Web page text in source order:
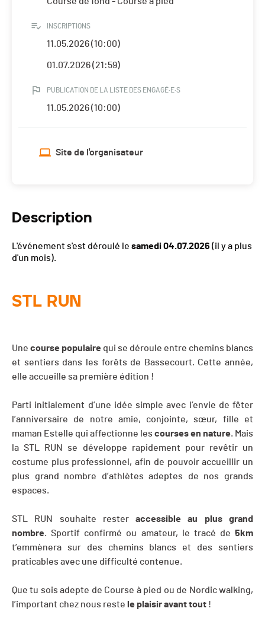
INSCRIPTIONS
11.05.2026 (10:00)
01.07.2026 (21:59)
PUBLICATION DE LA LISTE DES ENGAGÉ·E·S
11.05.2026 (10:00)
Site de l'organisateur
Description
L'événement s'est déroulé le samedi 04.07.2026 (il y a plus
d'un mois).
STL RUN
Une course populaire qui se déroule entre chemins blancs
et sentiers dans les forêts de Bassecourt. Cette année,
elle accueille sa première édition !
Parti initialement d’une idée simple avec l’envie de fêter
l’anniversaire de notre amie, conjointe, sœur, fille et
maman Estelle qui affectionne les courses en nature. Mais
la STL RUN se développe rapidement pour revêtir un
costume plus professionnel, afin de pouvoir accueillir un
plus grand nombre d’athlètes adeptes de nos grands
espaces.
STL RUN souhaite resteraccessible au plus grand
nombre. Sportif confirmé ou amateur, le tracé de 5km
t’emmènera sur des chemins blancs et des sentiers
praticables avec une difficulté contenue.
Que tu sois adepte de Course à pied ou de Nordic walking,
l’important chez nous reste le plaisir avant tout !